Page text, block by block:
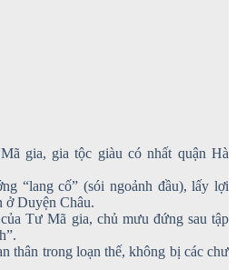
gia, gia tộc giàu có nhất quận Hà
“lang cố” (sói ngoảnh đầu), lấy lợi
ở Duyện Châu.
Tư Mã gia, chủ mưu đứng sau tập
thân trong loạn thế, không bị các chư